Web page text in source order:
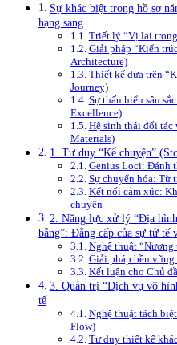
Sự khác biệt trong hồ sơ
hạng sang
Triết lý “Vị lai trong
Giải pháp “Kiến
Architecture)
Thiết kế dựa trên
Journey)
Sự thấu hiểu sâu
Excellence)
Hệ sinh thái đối tác
Materials)
1. Tư duy “Kể chuyện”
Genius Loci: Đánh
Sự chuyển hóa: Từ
Kết nối cảm xúc:
chuyện
2. Năng lực xử lý “Địa
bằng”: Đẳng cấp của sự tử tế
Nghệ thuật “Nương
Giải pháp bền
Kết luận cho Chủ
3. Quản trị “Dịch vụ vô
tế
Nghệ thuật tách
Flow)
Tư duy thiết kế